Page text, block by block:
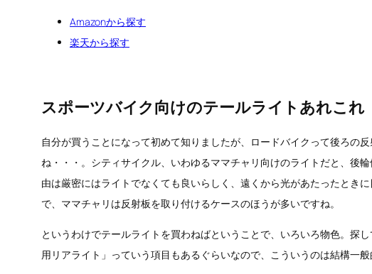
Amazonから探す
楽天から探す
スポーツバイク向けのテールライトあれこれ
自分が買うことになって初めて知りましたが、ロードバイクって後ろの
ね・・・。シティサイクル、いわゆるママチャリ向けのライトだと、後
由は厳密にはライトでなくても良いらしく、遠くから光があたったとき
で、ママチャリは反射板を取り付けるケースのほうが多いですね。
というわけでテールライトを買わねばということで、いろいろ物色。探
用リアライト」っていう項目もあるぐらいなので、こういうのは結構一般